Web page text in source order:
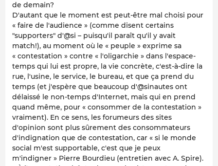
de demain?
D'autant que le moment est peut-être mal choisi pour
« faire de l'audience » (comme disent certains
"supporters" d'@si – puisqu'il paraît qu'il y avait
match!), au moment où le « peuple » exprime sa
« contestation » contre « l'oligarchie » dans l'espace-
temps qui lui est propre, la vie concrète, c'est-à-dire la
rue, l'usine, le service, le bureau, et que ça prend du
temps (et j'espère que beaucoup d'@sinautes ont
délaissé le non-temps d'Internet, mais qui en prend
quand même, pour « consommer de la contestation »
vraiment). En ce sens, les forumeurs des sites
d'opinion sont plus sûrement des consommateurs
d'indignation que de contestation, car « si le monde
social m'est supportable, c'est que je peux
m'indigner » Pierre Bourdieu (entretien avec A. Spire).